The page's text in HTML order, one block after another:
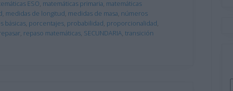
ESO, matemáticas primaria, matemáticas
, medidas de longitud, medidas de masa, números
básicas, porcentajes, probabilidad, proporcionalidad,
, repaso matemáticas, SECUNDARIA, transición